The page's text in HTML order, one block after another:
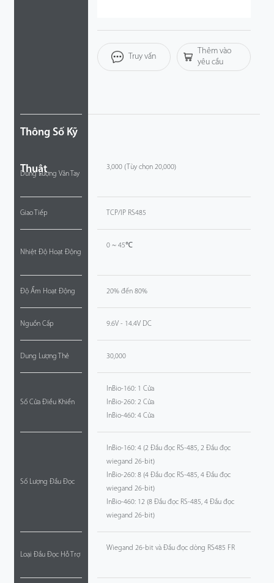
Thông Số Kỹ
Thuật
Dung Lượng Vân Tay
Giao Tiếp
Nhiệt Độ Hoạt Động
Độ Ẩm Hoạt Động
Nguồn Cấp
Dung Lượng Thẻ
Số Cửa Điều Khiển
Số Lượng Đầu Đọc
Loại Đầu Đọc Hỗ Trợ
Truy vấn
Thêm vào
yêu cầu
3,000 (Tùy chọn 20,000)
TCP/IP RS485
0 ~ 45℃
20% đến 80%
9.6V - 14.4V DC
30,000
InBio-160: 1 Cửa
InBio-260: 2 Cửa
InBio-460: 4 Cửa
InBio-160: 4 (2 Đầu đọc RS-485, 2 Đầu đọc
wiegand 26-bit)
InBio-260: 8 (4 Đầu đọc RS-485, 4 Đầu đọc
wiegand 26-bit)
InBio-460: 12 (8 Đầu đọc RS-485, 4 Đầu đọc
wiegand 26-bit)
Wiegand 26-bit và Đầu đọc dòng RS485 FR